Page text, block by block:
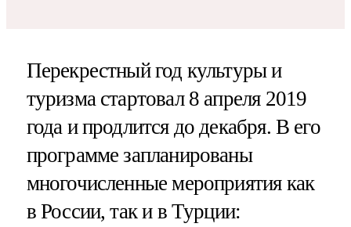
Перекрестный год культуры и
туризма стартовал 8 апреля 2019
года и продлится до декабря. В его
программе запланированы
многочисленные мероприятия как
в России, так и в Турции: